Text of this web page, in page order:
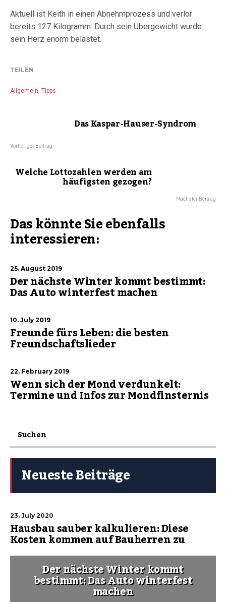
Aktuell ist Keith in einen Abnehmprozess und verlor
bereits 127 Kilogramm. Durch sein Übergewicht wurde
sein Herz enorm belastet.
TEILEN
Allgemein Tipps
Das Kaspar-Hauser-Syndrom
Vorheriger Beitrag
Welche Lottozahlen werden am
häufigsten gezogen?
Nächster Beitrag
Das könnte Sie ebenfalls
interessieren:
25. August 2019
Der nächste Winter kommt bestimmt:
Das Auto winterfest machen
10. July 2019
Freunde fürs Leben: die besten
Freundschaftslieder
22. February 2019
Wenn sich der Mond verdunkelt:
Termine und Infos zur Mondfinsternis
Neueste Beiträge
23. July 2020
Hausbau sauber kalkulieren: Diese
Kosten kommen auf Bauherren zu
Der nächste Winter kommt
bestimmt: Das Auto winterfest
machen